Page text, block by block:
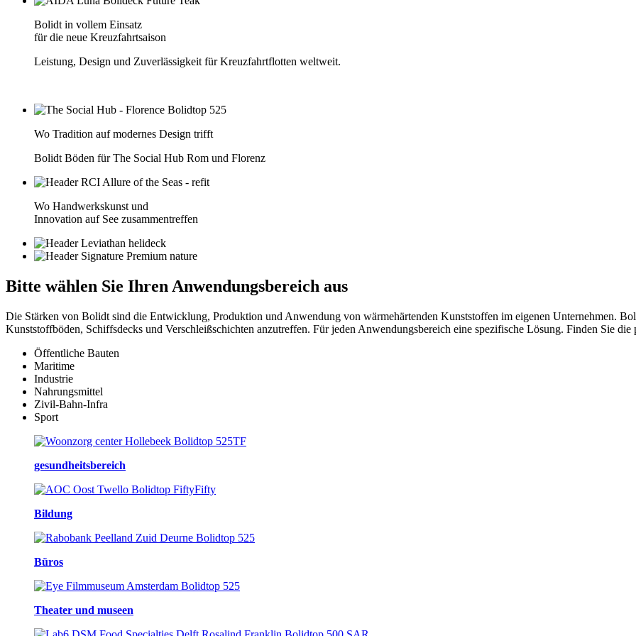
Bolidt in vollem Einsatz
für die neue Kreuzfahrtsaison
Leistung, Design und Zuverlässigkeit für Kreuzfahrtflotten weltweit.
Wo Tradition auf modernes Design trifft
Bolidt Böden für The Social Hub Rom und Florenz
Wo Handwerkskunst und
Innovation auf See zusammentreffen
Bitte wählen Sie Ihren Anwendungsbereich aus
Die Stärken von Bolidt sind die Entwicklung, Produktion und Anwendung von wärmehärtenden Kunststoffen im eigenen Unternehmen.
Kunststoffböden, Schiffsdecks und Verschleißschichten anzutreffen. Für jeden Anwendungsbereich eine spezifische Lösung. Finden Sie
Öffentliche Bauten
Maritime
Industrie
Nahrungsmittel
Zivil-Bahn-Infra
Sport
gesundheitsbereich
Bildung
Büros
Theater und museen